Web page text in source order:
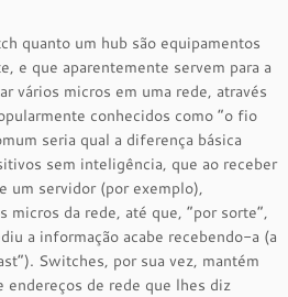
quanto um hub são equipamentos
e que aparentemente servem para a
vários micros em uma rede, através
conhecidos como “o fio
seria qual a diferença básica
sem inteligência, que ao receber
um servidor (por exemplo),
da rede, até que, “por sorte”,
a informação acabe recebendo-a (a
Switches, por sua vez, mantém
endereços de rede que lhes diz